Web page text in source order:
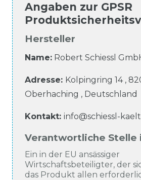
Angaben zur GPSR
Hersteller
Name: Robert Schiessl
Adresse: Kolpingring 14,
Oberhaching , Deutschland
Kontakt: info@schiessl-
Verantwortliche Stelle
Ein in der EU ansässiger
Wirtschaftsbeteiligter, der
das Produkt allen